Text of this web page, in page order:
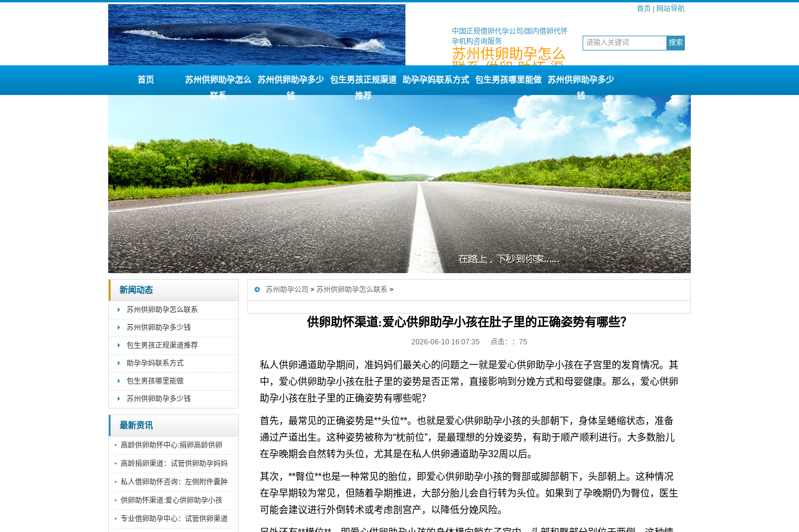
首页 网站导航
中国正规借卵代孕公司/国内借卵代怀
孕机构咨询服务
苏州供卵助孕怎么
联系,供卵,助怀,渠
道,爱心,助孕
首页
苏州供卵助孕怎么
联系
苏州供卵助孕多少
钱
包生男孩正规渠道
推荐
助孕孕妈联系方式 包生男孩哪里能做
苏州供卵助孕多少
钱
新闻动态
苏州供卵助孕怎么联系
苏州供卵助孕多少钱
包生男孩正规渠道推荐
助孕孕妈联系方式
包生男孩哪里能做
苏州供卵助孕多少钱
最新资讯
高龄供卵助怀中心:捐卵高龄供卵
高龄捐卵渠道：试管供卵助孕妈妈
私人借卵助怀咨询：左侧附件囊肿
供卵助怀渠道:爱心供卵助孕小孩
专业借卵助孕中心：试管供卵渠道
苏州助孕公司 > 苏州供卵助孕怎么联系 >
供卵助怀渠道:爱心供卵助孕小孩在肚子里的正确姿势有哪些？
2026-06-10 16:07:35 点击： ：75
私人供卵通道助孕期间，准妈妈们最关心的问题之一就是爱心供卵助孕小孩在子宫里的发育情况。其
中，爱心供卵助孕小孩在肚子里的姿势是否正常，直接影响到分娩方式和母婴健康。那么，爱心供卵
助孕小孩在肚子里的正确姿势有哪些呢？
首先，最常见的正确姿势是**头位**。也就是爱心供卵助孕小孩的头部朝下，身体呈蜷缩状态，准备
通过产道出生。这种姿势被称为“枕前位”，是最理想的分娩姿势，有助于顺产顺利进行。大多数胎儿
在孕晚期会自然转为头位，尤其是在私人供卵通道助孕32周以后。
其次，**臀位**也是一种常见的胎位，即爱心供卵助孕小孩的臀部或脚部朝下，头部朝上。这种情况
在孕早期较为常见，但随着孕期推进，大部分胎儿会自行转为头位。如果到了孕晚期仍为臀位，医生
可能会建议进行外倒转术或考虑剖宫产，以降低分娩风险。